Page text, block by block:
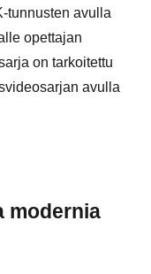
tunnusten avulla
opettajan
on tarkoitettu
avulla
modernia